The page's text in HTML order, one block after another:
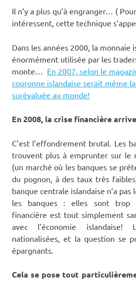
Il n’y a plus qu’à engranger… (
intéressent, cette technique
Dans les années 2000, la monnaie
énormément utilisée par les
monte… En 2007, selon le
couronne islandaise serait même
surévaluée au monde!
En 2008, la crise financière
C’est l’effondrement brutal. Les
trouvent plus à emprunter sur le
(un marché où les banques se
du pognon, à des taux très
banque centrale islandaise n’a
les banques : elles sont trop
financière est tout simplement
avec l’économie islandaise!
nationalisées, et la question se
épargnants.
Cela se pose tout